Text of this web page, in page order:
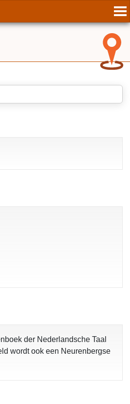
der Nederlandsche Taal
wordt ook een Neurenbergse